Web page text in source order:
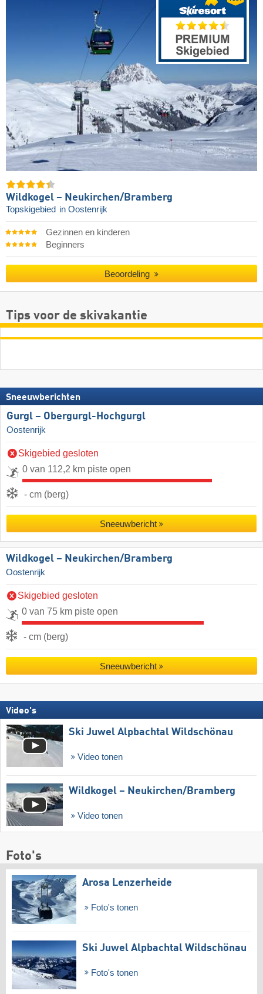
Wildkogel – Neukirchen/​Bramberg
Topskigebied in Oostenrijk
Gezinnen en kinderen
Beginners
Beoordeling
Tips voor de skivakantie
Sneeuwberichten
Gurgl – Obergurgl-Hochgurgl
Oostenrijk
Skigebied gesloten
0 van 112,2 km piste open
- cm (berg)
Sneeuwbericht
Wildkogel – Neukirchen/​Bramberg
Oostenrijk
Skigebied gesloten
0 van 75 km piste open
- cm (berg)
Sneeuwbericht
Video's
Ski Juwel Alpbachtal Wildschönau
Video tonen
Wildkogel – Neukirchen/​Bramberg
Video tonen
Foto's
Arosa Lenzerheide
Foto's tonen
Ski Juwel Alpbachtal Wildschönau
Foto's tonen